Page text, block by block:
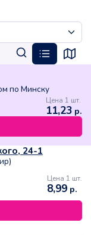
по Минску
Цена 1 шт.
11,23 р.
24-1
Цена 1 шт.
8,99 р.